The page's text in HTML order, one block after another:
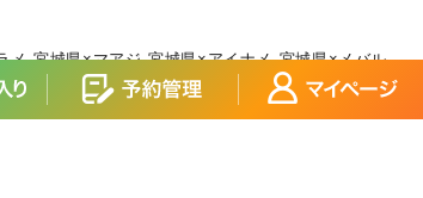
メ 宮城県×マアジ 宮城県×アイナメ 宮城県×メバル
マハタ 福島県×マダイ 福島県×ヒラメ
福島県×チダイ
茨城県×ホウボウ 埼玉県×サワラ
埼玉県×タチウオ